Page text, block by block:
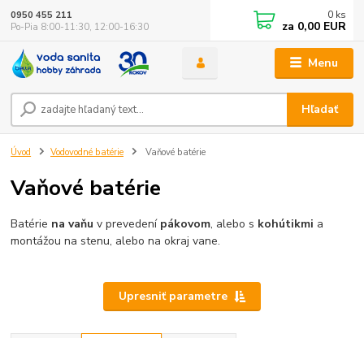
Menu
Hľadať
0950 455 211
Po-Pia 8:00-11:30, 12:00-16:30
0 ks
za 0,00 EUR
Úvod Vodovodné batérie Vaňové batérie
Vaňové batérie
Batérie na vaňu v prevedení pákovom, alebo s kohútikmi a
montážou na stenu, alebo na okraj vane.
Upresniť parametre